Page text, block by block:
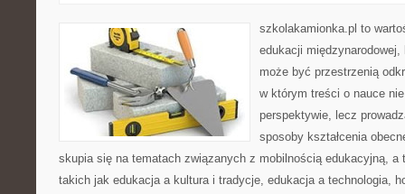
szkolakamionka.pl to
edukacji
może być przestrzenią
w którym treści o nauce
perspektywie, lecz
sposoby kształcenia
skupia się na tematach związanych z mobilnością edukacyjną, a
takich jak edukacja a kultura i tradycje, edukacja a technologia,